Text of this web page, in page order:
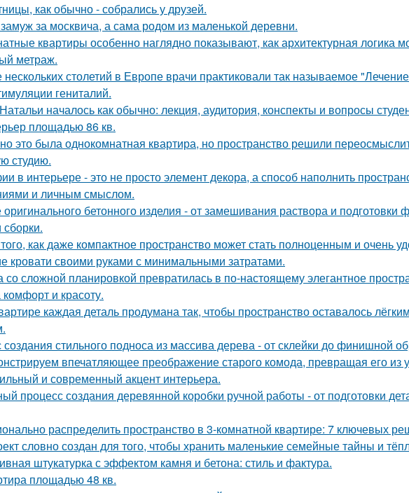
как обычно - собрались у друзей.
за москвича, а сама родом из маленькой деревни.
квартиры особенно наглядно показывают, как архитектурная логика
метраж.
нескольких столетий в Европе врачи практиковали так называемое
гениталий.
началось как обычно: лекция, аудитория, конспекты и вопросы
площадью 86 кв.
это была однокомнатная квартира, но пространство решили
студию.
в интерьере - это не просто элемент декора, а способ наполнить
и личным смыслом.
бетонного изделия - от замешивания раствора и
сборки.
как даже компактное пространство может стать полноценным и очень
кровати своими руками с минимальными затратами.
сложной планировкой превратилась в по-настоящему элегантное
комфорт и красоту.
каждая деталь продумана так, чтобы пространство оставалось
стильного подноса из массива дерева - от склейки до финишной
впечатляющее преображение старого комода, превращая его из
и современный акцент интерьера.
процесс создания деревянной коробки ручной работы - от подготовки
распределить пространство в 3-комнатной квартире: 7 ключевых
словно создан для того, чтобы хранить маленькие семейные тайны и
штукатурка с эффектом камня и бетона: стиль и фактура.
площадью 48 кв.